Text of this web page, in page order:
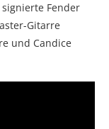
Fender
Gitarre
und Candice